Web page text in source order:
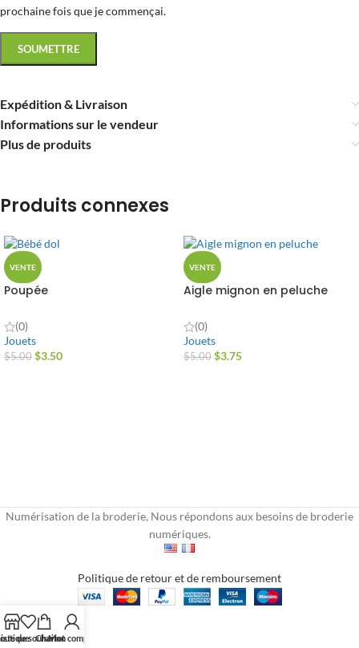
prochaine fois que je commençai.
Expédition & Livraison
Informations sur le vendeur
Plus de produits
Produits connexes
VENTE
Poupée
(0)
Jouets
$5.00 $3.50
VENTE
Aigle mignon en peluche
(0)
Jouets
$5.00 $3.75
Numérisation de la broderie, Nous répondons aux besoins de broderie
numériques.
Politique de retour et de remboursement
de souhaits
Chariot
Mon compte